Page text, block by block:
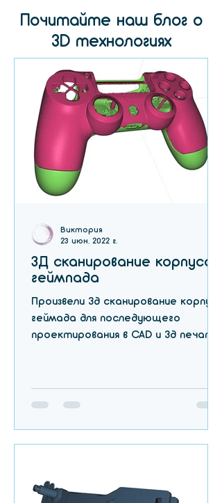
Почитайте наш блог о
3D технологиях
3Д сканирование корпуса
геймпада
Произвели 3д сканирование корпуса
геймада для последующего
проектирования в CAD и 3д печати
Виктория
23 июн. 2022 г.